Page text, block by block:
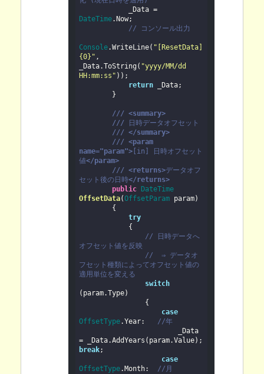
_Data =
DateTime.Now;
// コンソール出力
Console.WriteLine( "[ResetData]
{0}" ,
_Data.ToString( "yyyy/MM/dd
HH:mm:ss" ));
return _Data;
/// <summary>
///
日時データオフセット
/// </summary>
/// <param
name="param">[in] 日時オフセット
値</param>
/// <returns>データオフ
セット後の日時</returns>
public
DateTime
OffsetData(OffsetParam param)
try
// 日時データへ
オフセット値を反映
//  ⇒ データオ
フセット種類によってオフセット値の
適用単位を変える
switch
(param.Type)
case
OffsetType.Year:
//年
break;
case
OffsetType.Month:
//月